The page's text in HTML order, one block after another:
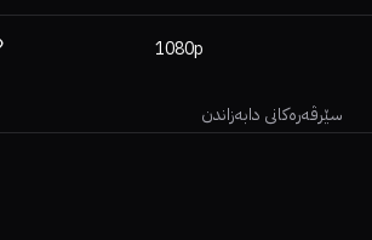
سێرڤەرەکانی دابەزاندن
1080p